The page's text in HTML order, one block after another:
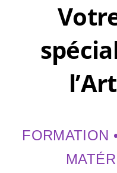
FORMATION